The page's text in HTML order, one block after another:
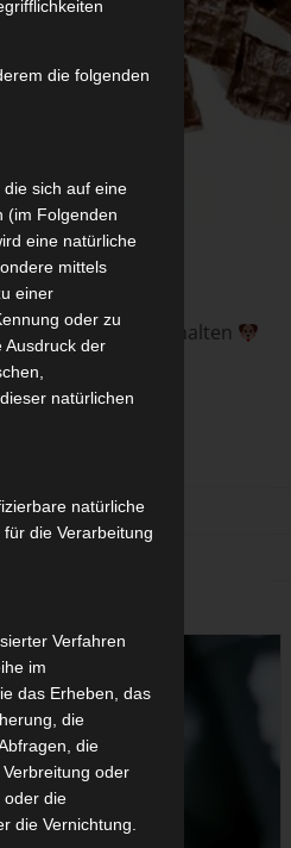
die Tage erhalten
die folgenden
sich auf eine
(im Folgenden
eine natürliche
mittels
einer
oder zu
Ausdruck der
natürlichen
natürliche
die Verarbeitung
Verfahren
im
das Erheben, das
die
die
oder
oder die
die Vernichtung.